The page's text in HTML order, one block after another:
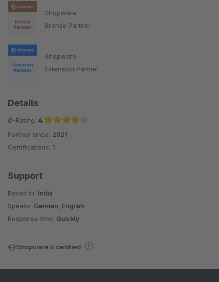
Shopware
Bronze Partner
Shopware
Extension Partner
Details
Ø-Rating: 4
Average rating of 4 out of 5 stars
Partner since: 2021
Certifications: 1
Support
Based in: India
Speaks: German, English
Response time: Quickly
Shopware 6 certified